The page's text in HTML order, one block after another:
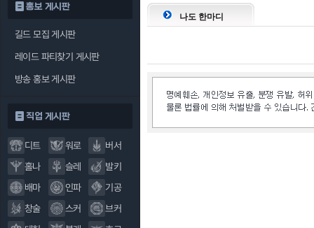
홍보 게시판
길드 모집 게시판
레이드 파티찾기 게시판
방송 홍보 게시판
직업 게시판
디트 워로
버서
홀나
슬레
발키
배마
인파
기공
창술
스커
브커
나도 한마디